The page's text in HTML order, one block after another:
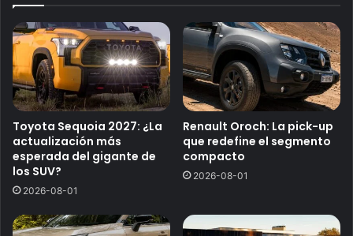
Toyota Sequoia 2027: ¿La
actualización más
esperada del gigante de
los SUV?
2026-08-01
Renault Oroch: La pick-up
que redefine el segmento
compacto
2026-08-01